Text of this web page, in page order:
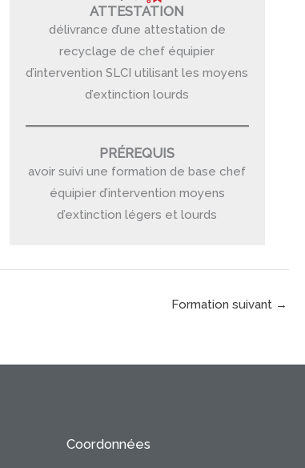
ATTESTATION
délivrance d’une attestation de
recyclage de chef équipier
d’intervention SLCI utilisant les moyens
d’extinction lourds
PRÉREQUIS
avoir suivi une formation de base chef
équipier d’intervention moyens
d’extinction légers et lourds
Formation suivant →
Coordonnées